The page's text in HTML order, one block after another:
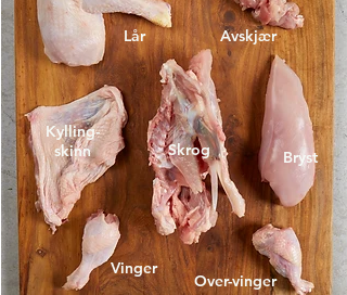
Avskjær
Vinger
Kylling-
skinn
Bryst
Skrog
Over-vinger
Lår